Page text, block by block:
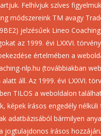
Felhívjuk szíves
módszereink TM avagy
jelzésűek Lineo
az 1999. évi LXXVI.
értelmében a
nlp.hu (továbbiakban
áll. Az 1999. évi LXXVI.
TILOS a weboldalon
képek írásos engedély nélküli
adatbázisából bármilyen
jogtulajdonos írásos